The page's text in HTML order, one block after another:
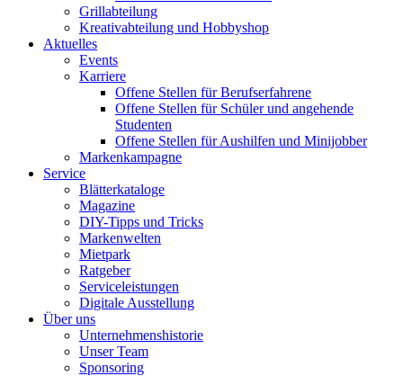
Grillabteilung
Kreativabteilung und Hobbyshop
Aktuelles
Events
Karriere
Offene Stellen für Berufserfahrene
Offene Stellen für Schüler und angehende
Studenten
Offene Stellen für Aushilfen und Minijobber
Markenkampagne
Service
Blätterkataloge
Magazine
DIY-Tipps und Tricks
Markenwelten
Mietpark
Ratgeber
Serviceleistungen
Digitale Ausstellung
Über uns
Unternehmenshistorie
Unser Team
Sponsoring